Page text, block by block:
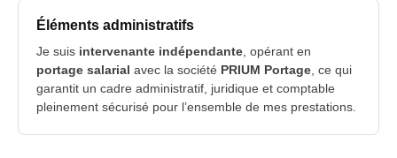
Éléments administratifs
Je suis intervenante indépendante , opérant en
portage salarial avec la société PRIUM Portage , ce qui
garantit un cadre administratif, juridique et comptable
pleinement sécurisé pour l’ensemble de mes prestations.